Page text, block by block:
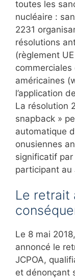
toutes les
nucléaire :
2231
résolutions
(règlement
américaines
l’application
La résolution
snapback »
automatique
onusiennes
significatif par
participant au
Le retrait
Le 8 mai
annoncé le
JCPOA,
et dénonçant